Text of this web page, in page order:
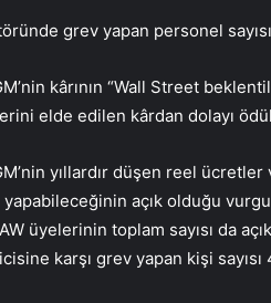
grev yapan personel
kârının “Wall Street
elde edilen kârdan dolayı
yıllardır düşen reel
yapabileceğinin açık olduğu
üyelerinin toplam sayısı da
karşı grev yapan kişi sayısı